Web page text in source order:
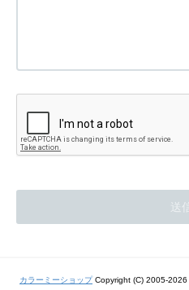
カラーミーショップCopyright (C) 2005-2026